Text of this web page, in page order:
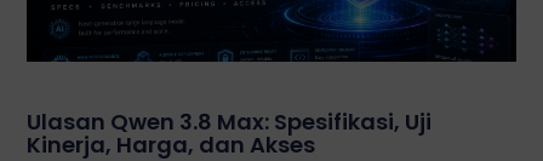
Ulasan Qwen 3.8 Max: Spesifikasi, Uji
Kinerja, Harga, dan Akses